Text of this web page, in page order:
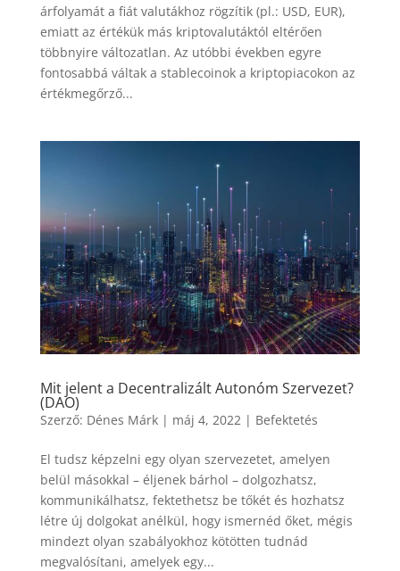
árfolyamát a fiát valutákhoz rögzítik (pl.: USD, EUR),
emiatt az értékük más kriptovalutáktól eltérően
többnyire változatlan. Az utóbbi években egyre
fontosabbá váltak a stablecoinok a kriptopiacokon az
értékmegőrző...
Mit jelent a Decentralizált Autonóm Szervezet?
(DAO)
Szerző: Dénes Márk| máj 4, 2022 | Befektetés
El tudsz képzelni egy olyan szervezetet, amelyen
belül másokkal – éljenek bárhol – dolgozhatsz,
kommunikálhatsz, fektethetsz be tőkét és hozhatsz
létre új dolgokat anélkül, hogy ismernéd őket, mégis
mindezt olyan szabályokhoz kötötten tudnád
megvalósítani, amelyek egy...